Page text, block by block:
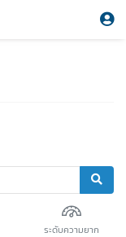
ระดับความยาก